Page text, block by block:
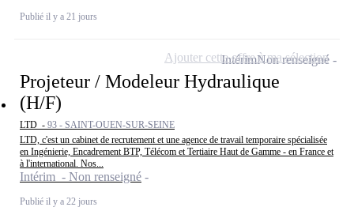
Publié il y a 21 jours
Projeteur / Modeleur Hydraulique
(H/F)
LTD - 93 - SAINT-OUEN-SUR-SEINE
LTD, c'est un cabinet de recrutement et une agence de travail temporaire spécialisée
en Ingénierie, Encadrement BTP, Télécom et Tertiaire Haut de Gamme - en France et
à l'international. Nos...
Intérim - Non renseigné
Publié il y a 22 jours
IntérimNon renseigné
Ajouter cette offre à ma sélection